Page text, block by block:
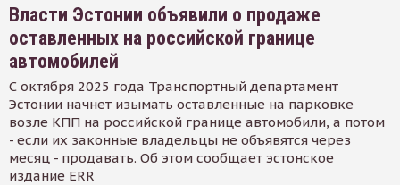
Власти Эстонии объявили о продаже
оставленных на российской границе
автомобилей
С октября 2025 года Транспортный департамент
Эстонии начнет изымать оставленные на парковке
возле КПП на российской границе автомобили, а потом
- если их законные владельцы не объявятся через
месяц - продавать. Об этом сообщает эстонское
издание ERR